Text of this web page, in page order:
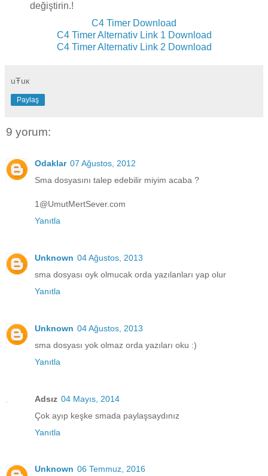
değiştirin.!
C4 Timer Download
C4 Timer Alternativ Link 1 Download
C4 Timer Alternativ Link 2 Download
uŦuк
Paylaş
9 yorum:
Odaklar 07 Ağustos, 2012
Sma dosyasını talep edebilir miyim acaba ?
1@UmutMertSever.com
Yanıtla
Unknown 04 Ağustos, 2013
sma dosyası oyk olmucak orda yazılanları yap olur
Yanıtla
Unknown 04 Ağustos, 2013
sma dosyası yok olmaz orda yazıları oku :)
Yanıtla
Adsız 04 Mayıs, 2014
Çok ayıp keşke smada paylaşsaydınız
Yanıtla
Unknown 06 Temmuz, 2016